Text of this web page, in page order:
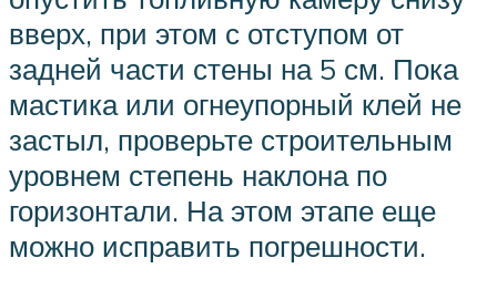
вверх, при этом с отступом от
задней части стены на 5 см. Пока
мастика или огнеупорный клей не
застыл, проверьте строительным
уровнем степень наклона по
горизонтали. На этом этапе еще
можно исправить погрешности.